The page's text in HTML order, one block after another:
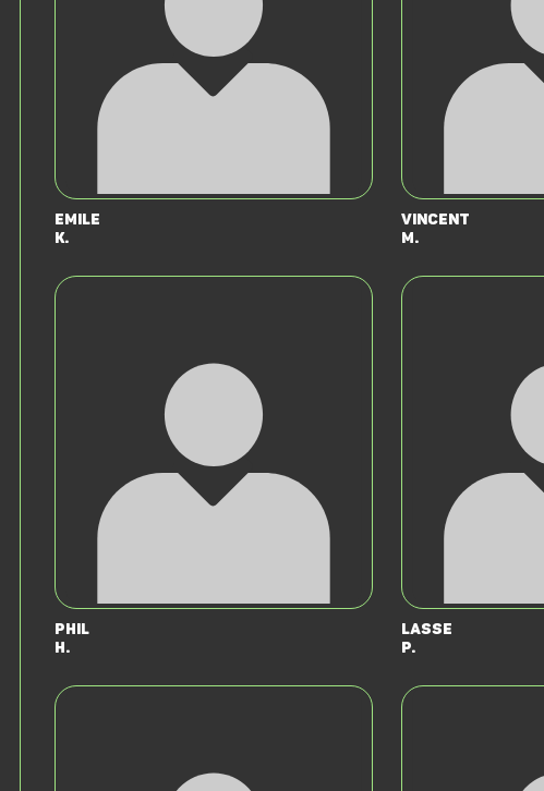
Emile
K.
Vincent
M.
Phil
H.
Lasse
P.